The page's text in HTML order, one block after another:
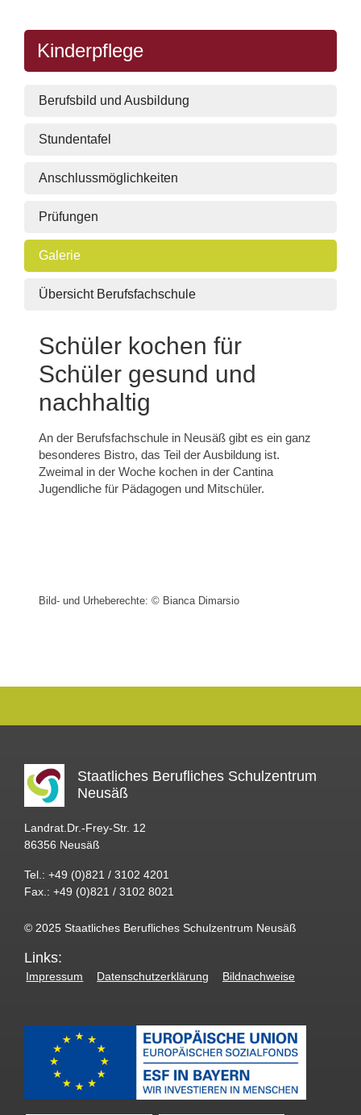
Kinderpflege
Berufsbild und Ausbildung
Stundentafel
Anschlussmöglichkeiten
Prüfungen
Galerie
Übersicht Berufsfachschule
Schüler kochen für
Schüler gesund und
nachhaltig
An der Berufsfachschule in Neusäß gibt es ein ganz
besonderes Bistro, das Teil der Ausbildung ist.
Zweimal in der Woche kochen in der Cantina
Jugendliche für Pädagogen und Mitschüler.
Bild- und Urheberechte: © Bianca Dimarsio
Staatliches Berufliches Schulzentrum
Neusäß
Landrat.Dr.-Frey-Str. 12
86356 Neusäß
Tel.: +49 (0)821 / 3102 4201
Fax.: +49 (0)821 / 3102 8021
© 2025 Staatliches Berufliches Schulzentrum Neusäß
Links:
Impressum Datenschutzerklärung Bildnachweise